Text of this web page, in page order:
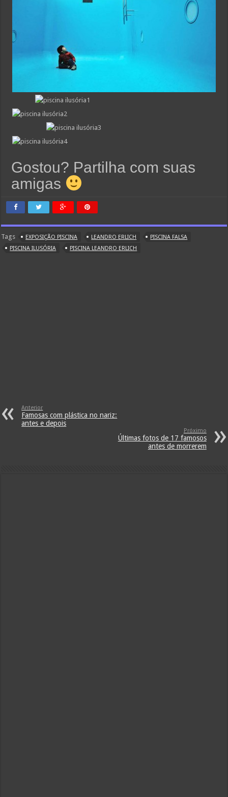
Gostou? Partilha com suas
amigas
Tags EXPOSIÇÃO PISCINA LEANDRO ERLICH
PISCINA FALSA
PISCINA ILUSÓRIA
PISCINA LEANDRO ERLICH
Anterior
Famosas com plástica no nariz:
antes e depois
Próximo
Últimas fotos de 17 famosos
antes de morrerem